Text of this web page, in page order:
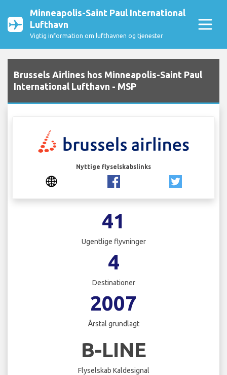
Minneapolis-Saint Paul International
Lufthavn
Vigtig information om lufthavnen og tjenester
Brussels Airlines hos Minneapolis-Saint Paul
International Lufthavn - MSP
Nyttige flyselskabslinks
41
Ugentlige flyvninger
4
Destinationer
2007
Årstal grundlagt
B-LINE
Flyselskab Kaldesignal